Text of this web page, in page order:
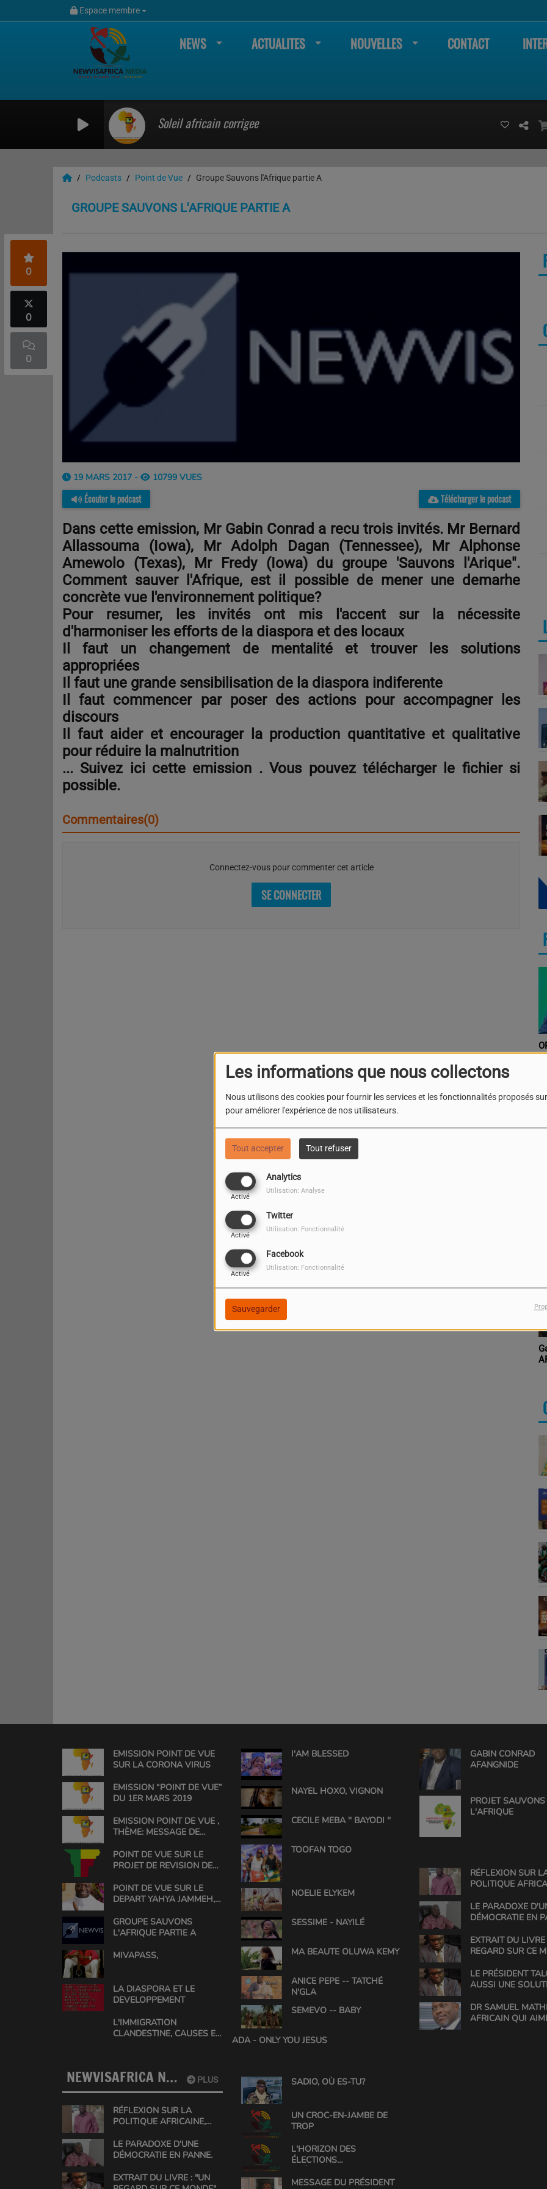
Les informations que nous collectons
Nous utilisons des cookies pour fournir les services et les fonctionnalités proposés
pour améliorer l'expérience de nos utilisateurs.
Tout accepter Tout refuser
Analytics
Activé
Utilisation: Analyse
Twitter
Activé
Utilisation: Fonctionnalité
Facebook
Activé
Utilisation: Fonctionnalité
Sauvegarder
Espace membre
NEWS ACTUALITES NOUVELLES CONTACT
Soleil africain corrigee
Podcasts Point de Vue Groupe Sauvons l'Afrique partie A
GROUPE SAUVONS L'AFRIQUE PARTIE A
0
0
0
19 MARS 2017 - 10799 VUES
Écouter le podcast Télécharger le podcast
Dans cette emission, Mr Gabin Conrad a recu trois invités. Mr Bernard
Allassouma (Iowa), Mr Adolph Dagan (Tennessee), Mr Alphonse
Amewolo (Texas), Mr Fredy (Iowa) du groupe 'Sauvons l'Arique".
Comment sauver l'Afrique, est il possible de mener une demarhe
concrète vue l'environnement politique?
Pour resumer, les invités ont mis l'accent sur la nécessite
d'harmoniser les efforts de la diaspora et des locaux
Il faut un changement de mentalité et trouver les solutions
appropriées
Il faut une grande sensibilisation de la diaspora indiferente
Il faut commencer par poser des actions pour accompagner les
discours
Il faut aider et encourager la production quantitative et qualitative
pour réduire la malnutrition
... Suivez ici cette emission . Vous pouvez télécharger le fichier si
possible.
Commentaires(0)
Connectez-vous pour commenter cet article
SE CONNECTER
EMISSION POINT DE VUE
SUR LA CORONA VIRUS
EMISSION “POINT DE VUE”
DU 1ER MARS 2019
EMISSION POINT DE VUE ,
THÈME: MESSAGE DE
SOGLO
POINT DE VUE SUR LE
PROJET DE REVISION DE
BENIN
POINT DE VUE SUR LE
DEPART YAHYA JAMMEH,
GROUPE SAUVONS
L'AFRIQUE PARTIE A
MIVAPASS,
LA DIASPORA ET LE
DEVELOPPEMENT
L'IMMIGRATION
CLANDESTINE, CAUSES ET
PLUS
NEWVISAFRICA NEWS
RÉFLEXION SUR LA
POLITIQUE AFRICAINE,
CONRAD
LE PARADOXE D'UNE
DÉMOCRATIE EN PANNE.
EXTRAIT DU LIVRE : "UN
I'AM BLESSED
NAYEL HOXO, VIGNON
CECILE MEBA '' BAYODI ''
TOOFAN TOGO
NOELIE ELYKEM
SESSIME - NAYILÉ
MA BEAUTE OLUWA KEMY
ANICE PEPE -- TATCHÉ
N'GLA
SEMEVO -- BABY
ADA - ONLY YOU JESUS
SADIO, OÙ ES-TU?
UN CROC-EN-JAMBE DE
TROP
L'HORIZON DES
ÉLECTIONS
BÉNIN
MESSAGE DU PRÉSIDENT
GABIN CONRAD
AFANGNIDE
PROJET SAUVONS
L'AFRIQUE
RÉFLEXION SUR
POLITIQUE
CONRAD
LE PARADOXE
DÉMOCRATIE EN
EXTRAIT DU
REGARD SUR CE
LE PRÉSIDENT
AUSSI UNE
DR SAMUEL
AFRICAIN QUI